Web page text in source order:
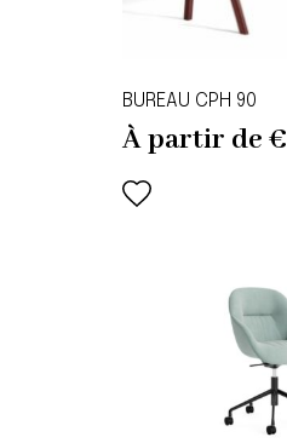
BUREAU CPH 90
À partir de€